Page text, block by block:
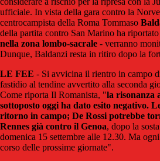
ufficiale. In vista della gara contro la
centrocampista della Roma Tommaso
della partita contro San Marino ha
nella zona lombo-sacrale - verranno
Dunque, Baldanzi resta in ritiro dopo la
LE FEE - Si avvicina il rientro in campo
fastidio al tendine avvertito alla seconda
Come riporta Il Romanista, "la risonanza
sottoposto oggi ha dato esito negativo.
ritorno in campo; De Rossi potrebbe
Rennes già contro il Genoa, dopo la
domenica 15 settembre alle 12.30. Ma
corso delle prossime giornate".